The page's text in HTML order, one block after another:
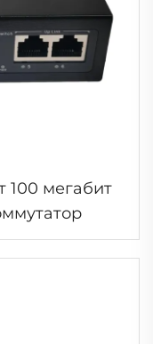
100 мегабит